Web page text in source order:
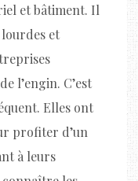
et bâtiment. Il
et
l’engin. C’est
Elles ont
profiter d’un
à leurs